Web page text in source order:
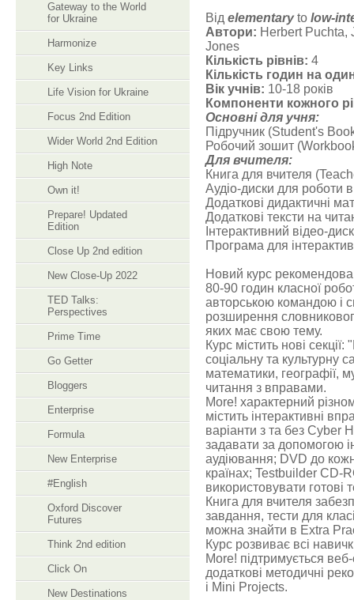
Gateway to the World
for Ukraine
Harmonize
Key Links
Life Vision for Ukraine
Focus 2nd Edition
Wider World 2nd Edition
High Note
Own it!
Prepare! Updated
Edition
Close Up 2nd edition
New Close-Up 2022
TED Talks:
Perspectives
Prime Time
Go Getter
Bloggers
Enterprise
Formula
New Enterprise
#English
Oxford Discover
Futures
Think 2nd edition
Click On
New Destinations
Від elementaryto low-
Автори: Herbert Puchta,
Jones
Кількість рівнів: 4
Кількість годин на
Вік учнів: 10-18 років
Компоненти кожного
Основні для учня:
Підручник (Student's
Робочий зошит
Для вчителя:
Книга для вчителя
Аудіо-диски для роботи
Додаткові дидактичні
Додаткові тексти на
Інтерактивний відео-
Програма для
Новий курс
80-90 годин класної
авторською командою і
розширення
яких має свою тему.
Курс містить нові
соціальну та культурну
математики, географії,
читання з вправами.
More! характерний
містить інтерактивні
варіанти з та без Cyber
задавати за допомогою
аудіювання; DVD до
країнах; Testbuilder CD-
використовувати готові
Книга для вчителя
завдання, тести для
можна знайти в Extra
Курс розвиває всі
More! підтримується
додаткові методичні
i Mini Projects.